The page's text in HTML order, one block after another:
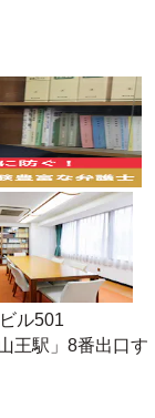
ル501
王駅」8番出口す